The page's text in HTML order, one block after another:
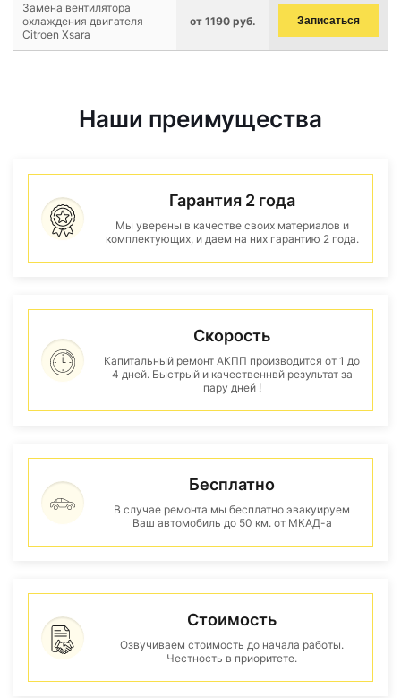
Замена вентилятора
охлаждения двигателя
Citroen Xsara
от 1190 руб. Записаться
Наши преимущества
Гарантия 2 года
Мы уверены в качестве своих материалов и
комплектующих, и даем на них гарантию 2 года.
Скорость
Капитальный ремонт АКПП производится от 1 до
4 дней. Быстрый и качественнвй результат за
пару дней !
Бесплатно
В случае ремонта мы бесплатно эвакуируем
Ваш автомобиль до 50 км. от МКАД-а
Стоимость
Озвучиваем стоимость до начала работы.
Честность в приоритете.